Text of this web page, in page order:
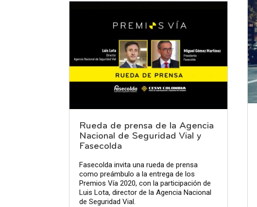
Rueda de prensa de la Agencia
Nacional de Seguridad Vial y
Fasecolda
Fasecolda invita una rueda de prensa
como preámbulo a la entrega de los
Premios Vía 2020, con la participación de
Luis Lota, director de la Agencia Nacional
de Seguridad Vial.